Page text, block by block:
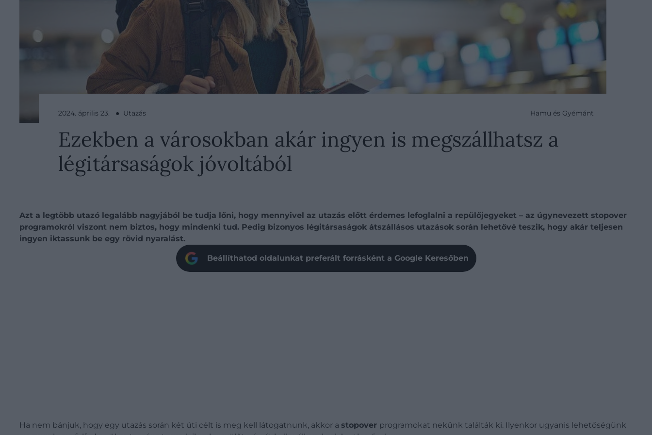
2024. április 23. ● Utazás Hamu és Gyémánt
Ezekben a városokban akár ingyen is megszállhatsz a
légitársaságok jóvoltából
Azt a legtöbb utazó legalább nagyjából be tudja lőni, hogy mennyivel az utazás előtt érdemes lefoglalni a repülőjegyeket – az úgynevezett stopover
programokról viszont nem biztos, hogy mindenki tud. Pedig bizonyos légitársaságok átszállásos utazások során lehetővé teszik, hogy akár teljesen
ingyen iktassunk be egy rövid nyaralást.
Beállíthatod oldalunkat preferált forrásként a Google Keresőben
Ha nem bánjuk, hogy egy utazás során két úti célt is meg kell látogatnunk, akkor a stopover programokat nekünk találták ki. Ilyenkor ugyanis lehetőségünk